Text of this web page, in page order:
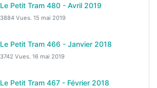
Le Petit Tram 480 - Avril 2019
3884 Vues. 15 mai 2019
Le Petit Tram 466 - Janvier 2018
3742 Vues. 16 mai 2019
Le Petit Tram 467 - Février 2018